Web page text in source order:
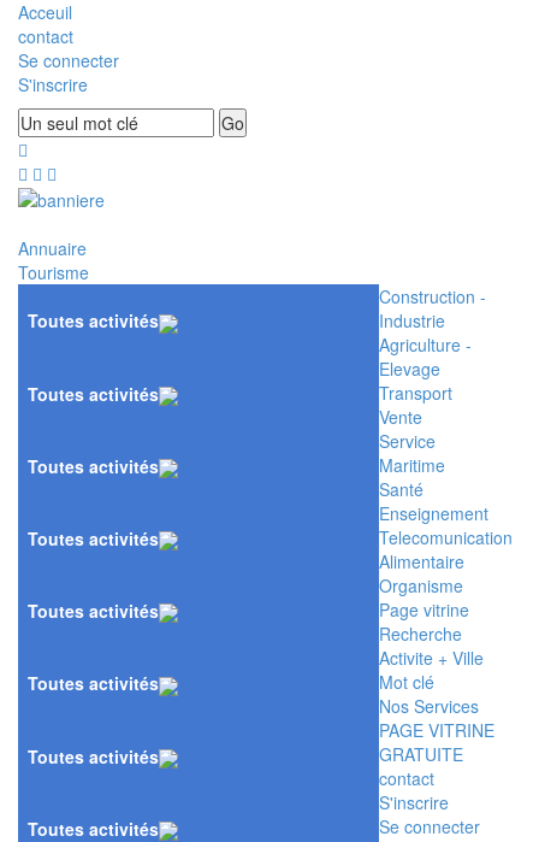
Acceuil
contact
Se connecter
S'inscrire
Annuaire
Tourisme
Toutes activités
Construction -
Industrie
Toutes activités
Agriculture -
Elevage
Toutes activités
Transport
Toutes activités
Vente
Toutes activités
Service
Toutes activités
Maritime
Toutes activités
Santé
Toutes activités
Enseignement
Telecomunication
Alimentaire
Organisme
Page vitrine
Recherche
Activite + Ville
Mot clé
Nos Services
PAGE VITRINE
GRATUITE
contact
S'inscrire
Se connecter